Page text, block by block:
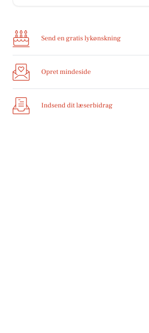
Send en gratis lykønskning
Opret mindeside
Indsend dit læserbidrag